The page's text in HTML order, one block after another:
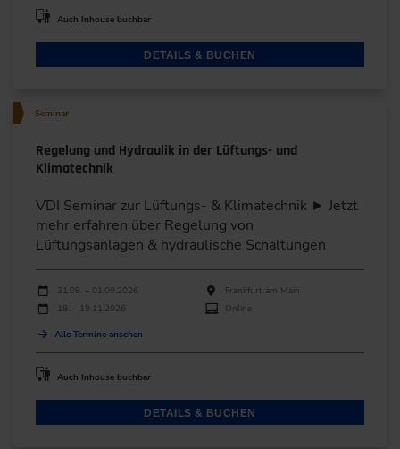
Auch Inhouse buchbar
DETAILS & BUCHEN
Seminar
Regelung und Hydraulik in der Lüftungs- und
Klimatechnik
VDI Seminar zur Lüftungs- & Klimatechnik ► Jetzt
mehr erfahren über Regelung von
Lüftungsanlagen & hydraulische Schaltungen
Durchführungen
Veranstaltungsdatum Veranstaltungsort
31.08. – 01.09.2026
Frankfurt am Main
18. – 19.11.2026
Online
Alle Termine ansehen
Auch Inhouse buchbar
DETAILS & BUCHEN